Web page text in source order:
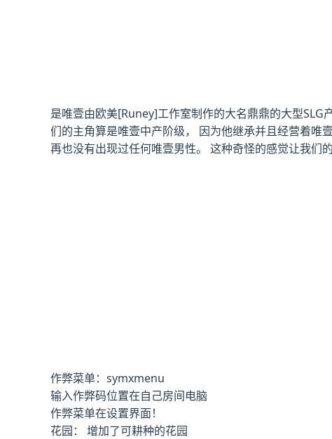
是唯壹由欧美[Runey]工作室制作的大名鼎鼎的大型
们的主角算是唯壹中产阶级， 因为他继承并且经营着唯
再也没有出现过任何唯壹男性。 这种奇怪的感觉让我们
作弊菜单：symxmenu
输入作弊码位置在自己房间电脑
作弊菜单在设置界面！
花园： 增加了可耕种的花园